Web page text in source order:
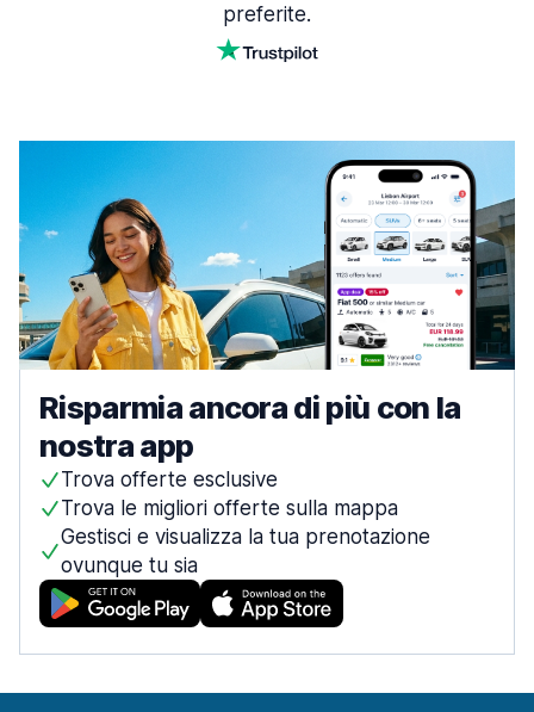
preferite.
Risparmia ancora di più con la
nostra app
Trova offerte esclusive
Trova le migliori offerte sulla mappa
Gestisci e visualizza la tua prenotazione
ovunque tu sia